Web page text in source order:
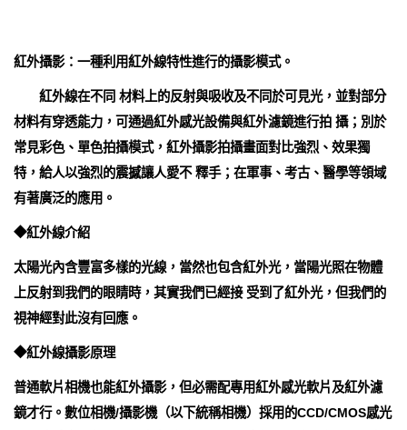
紅外攝影：一種利用紅外線特性進行的攝影模式。
紅外線在不同 材料上的反射與吸收及不同於可見光，並對部分
材料有穿透能力，可通過紅外感光設備與紅外濾鏡進行拍 攝；別於
常見彩色、單色拍攝模式，紅外攝影拍攝畫面對比強烈、效果獨
特，給人以強烈的震撼讓人愛不 釋手；在軍事、考古、醫學等領域
有著廣泛的應用。
◆紅外線介紹
太陽光內含豐富多樣的光線，當然也包含紅外光，當陽光照在物體
上反射到我們的眼睛時，其實我們已經接 受到了紅外光，但我們的
視神經對此沒有回應。
◆紅外線攝影原理
普通軟片相機也能紅外攝影，但必需配專用紅外感光軟片及紅外濾
鏡才行。數位相機/攝影機（以下統稱相機）採用的CCD/CMOS感光